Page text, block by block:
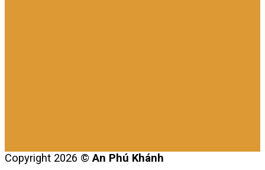
Copyright 2026 ©An Phú Khánh